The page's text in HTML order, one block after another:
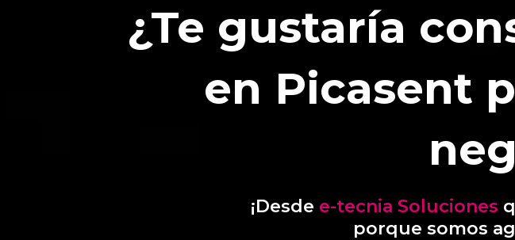
¿Te gustaría
en Picasent
¡Desde e-tecnia Soluciones
porque somos